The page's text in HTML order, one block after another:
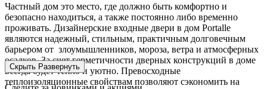
Частный дом это место, где должно быть комфортно и
безопасно находиться, а также постоянно либо временно
проживать. Дизайнерские входные двери в дом Portalle
являются надежный, стильным, практичным долговечным
барьером от злоумышленников, мороза, ветра и атмосферных
осадков. За счет герметичности дверных конструкций в доме
всегда будет тепло и уютно. Превосходные
теплоизоляционные свойствам позволяют сэкономить на
Скрыть Развернуть